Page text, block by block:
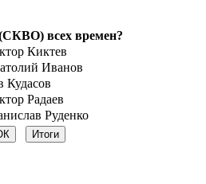
всех времен?
Киктев
Иванов
Кудасов
Радаев
Руденко